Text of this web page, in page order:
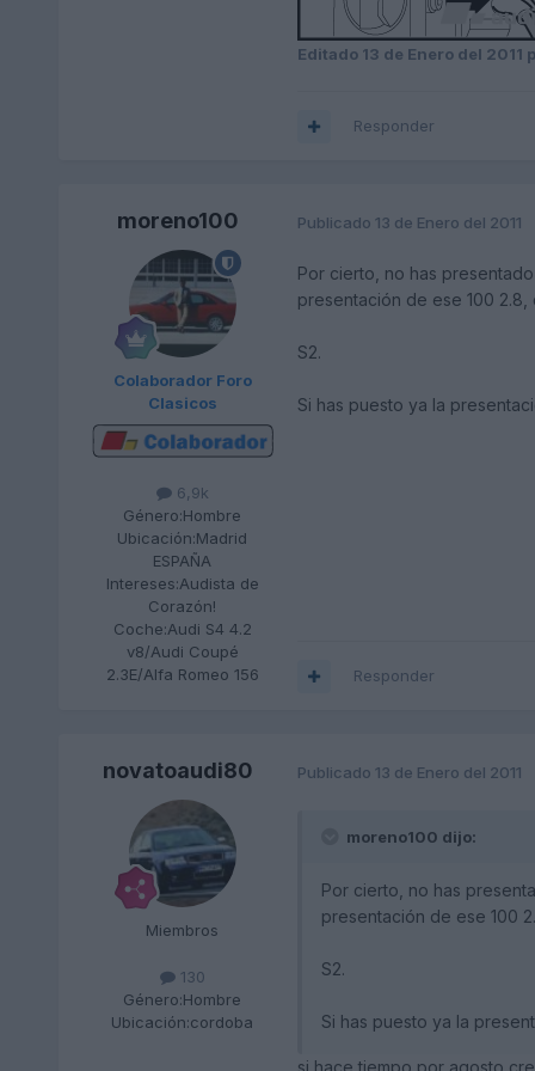
Editado 13 de Enero del 2011
Responder
moreno100
Colaborador Foro
Clasicos
6,9k
Género:Hombre
Ubicación:Madrid
ESPAÑA
Intereses:Audista de
Corazón!
Coche:Audi S4 4.2
v8/Audi Coupé
2.3E/Alfa Romeo 156
Publicado 13 de Enero del 2011
Por cierto, no has
presentación de ese 100
S2.
Si has puesto ya la
Responder
novatoaudi80
Miembros
130
Género:Hombre
Ubicación:cordoba
Publicado 13 de Enero del 2011
moreno100 dijo:
Por cierto, no has
presentación de ese 100
S2.
Si has puesto ya la